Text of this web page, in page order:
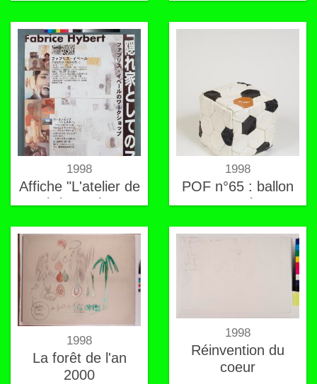
1998
Affiche "L'atelier de
Fabrice Hybert"
1998
POF n°65 : ballon
carré
1998
La forêt de l'an
2000
1998
Réinvention du
coeur